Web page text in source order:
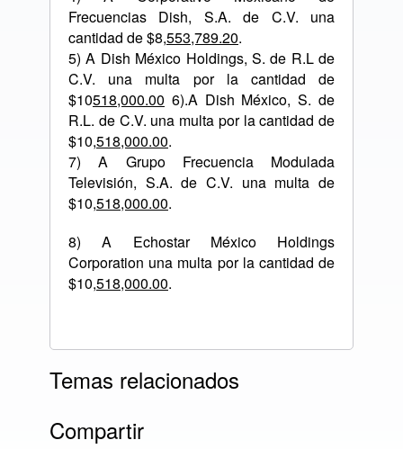
Frecuencias Dish, S.A. de C.V. una
cantidad de $8,553,789.20.
5) A Dish México Holdings, S. de R.L de
C.V. una multa por la cantidad de
$10518,000.00 6).A Dish México, S. de
R.L. de C.V. una multa por la cantidad de
$10,518,000.00.
7) A Grupo Frecuencia Modulada
Televisión, S.A. de C.V. una multa de
$10,518,000.00.
8) A Echostar México Holdings
Corporation una multa por la cantidad de
$10,518,000.00.
Temas relacionados
Compartir